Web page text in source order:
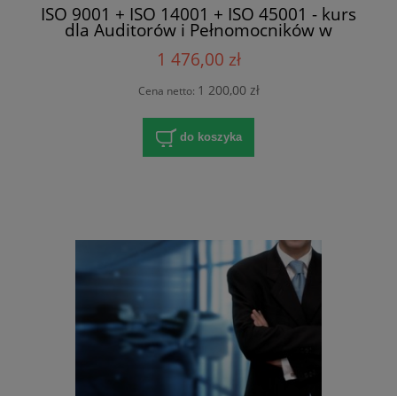
ISO 9001 + ISO 14001 + ISO 45001 - kurs
dla Auditorów i Pełnomocników w
1 476,00 zł
Cena netto: 1 200,00 zł
do koszyka